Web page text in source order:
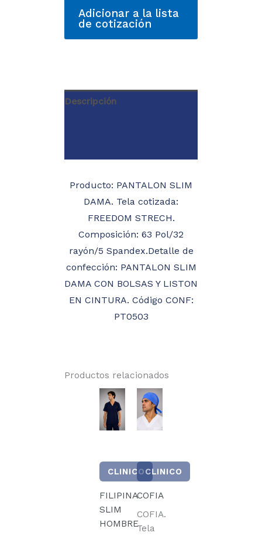
Adicionar a la lista
de cotización
Descripción
Producto: PANTALON SLIM
DAMA. Tela cotizada:
FREEDOM STRECH.
Composición: 63 Pol/32
rayón/5 Spandex.Detalle de
confección: PANTALON SLIM
DAMA CON BOLSAS Y LISTON
EN CINTURA. Código CONF:
PT0503
Productos relacionados
CLINICO
FILIPINA
SLIM
HOMBRE
CLINICO
COFIA
COFIA.
Tela